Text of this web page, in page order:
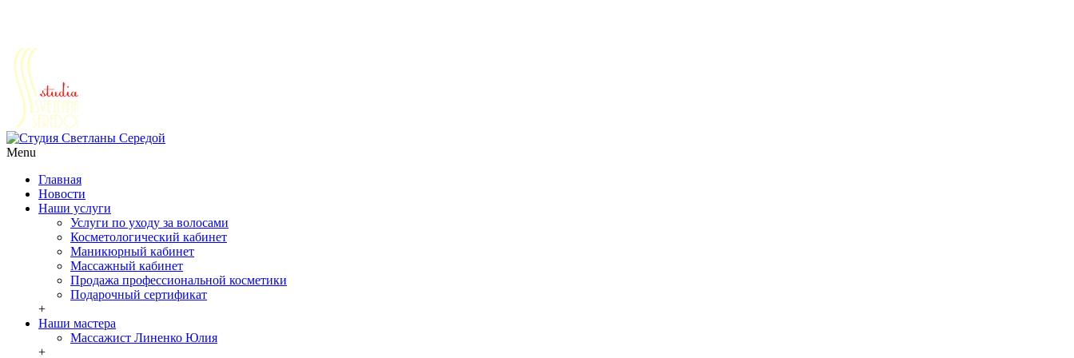
Menu
Главная
Новости
Наши услуги
Услуги по уходу за волосами
Косметологический кабинет
Маникюрный кабинет
Массажный кабинет
Продажа профессиональной косметики
Подарочный сертификат
+
Наши мастера
Массажист Линенко Юлия
+